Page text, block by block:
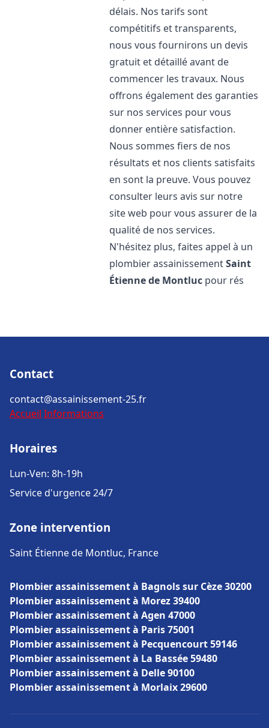
délais. Nos tarifs sont
compétitifs et transparents,
nous vous fournirons un devis
gratuit et détaillé avant de
commencer les travaux. Nous
offrons également des garanties
sur nos services pour vous
donner entière satisfaction.
Nous sommes fiers de nos
résultats et nos clients satisfaits
en sont la preuve. Vous pouvez
consulter leurs avis sur notre
site web pour vous assurer de la
qualité de nos services.
N'hésitez plus, faites appel à un
plombier assainissementSaint
Étienne de Montluc pour rés
Contact
contact@assainissement-25.fr
Accueil Informations
Horaires
Lun-Ven: 8h-19h
Service d'urgence 24/7
Zone intervention
Saint Étienne de Montluc, France
Plombier assainissement à Bagnols sur Cèze 30200
Plombier assainissement à Morez 39400
Plombier assainissement à Agen 47000
Plombier assainissement à Paris 75001
Plombier assainissement à Pecquencourt 59146
Plombier assainissement à La Bassée 59480
Plombier assainissement à Delle 90100
Plombier assainissement à Morlaix 29600